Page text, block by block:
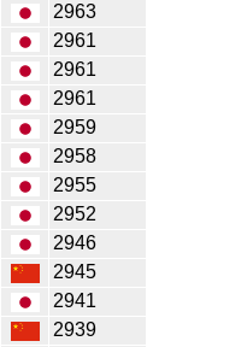
2963
2961
2961
2961
2959
2958
2955
2952
2946
2945
2941
2939